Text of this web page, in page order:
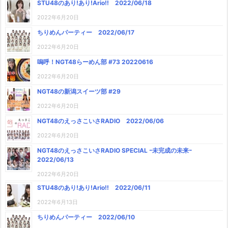
STU48のあり!あり!Ario!! 2022/06/18
2022年6月20日
ちりめんパーティー 2022/06/17
2022年6月20日
嗚呼！NGT48らーめん部 #73 20220616
2022年6月20日
NGT48の新潟スイーツ部 #29
2022年6月20日
NGT48のえっさこいさRADIO 2022/06/06
2022年6月20日
NGT48のえっさこいさRADIO SPECIAL ｰ未完成の未来ｰ
2022/06/13
2022年6月20日
STU48のあり!あり!Ario!! 2022/06/11
2022年6月13日
ちりめんパーティー 2022/06/10